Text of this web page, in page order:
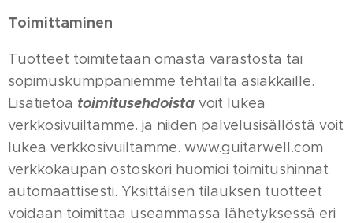
Toimittaminen
Tuotteet toimitetaan omasta varastosta tai
sopimuskumppaniemme tehtailta asiakkaille.
Lisätietoa toimitusehdoista voit lukea
verkkosivuiltamme. ja niiden palvelusisällöstä voit
lukea verkkosivuiltamme. www.guitarwell.com
verkkokaupan ostoskori huomioi toimitushinnat
automaattisesti. Yksittäisen tilauksen tuotteet
voidaan toimittaa useammassa lähetyksessä eri